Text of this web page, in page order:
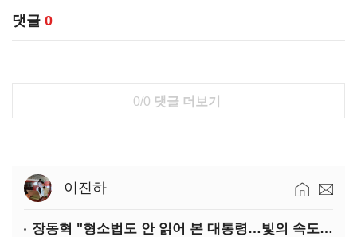
댓글 0
0/0 댓글 더보기
이진하
장동혁 "형소법도 안 읽어 본 대통령…빛의 속도로 무너질 것"